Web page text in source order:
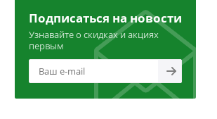
Подписаться на новости
Узнавайте о скидках и акциях
первым